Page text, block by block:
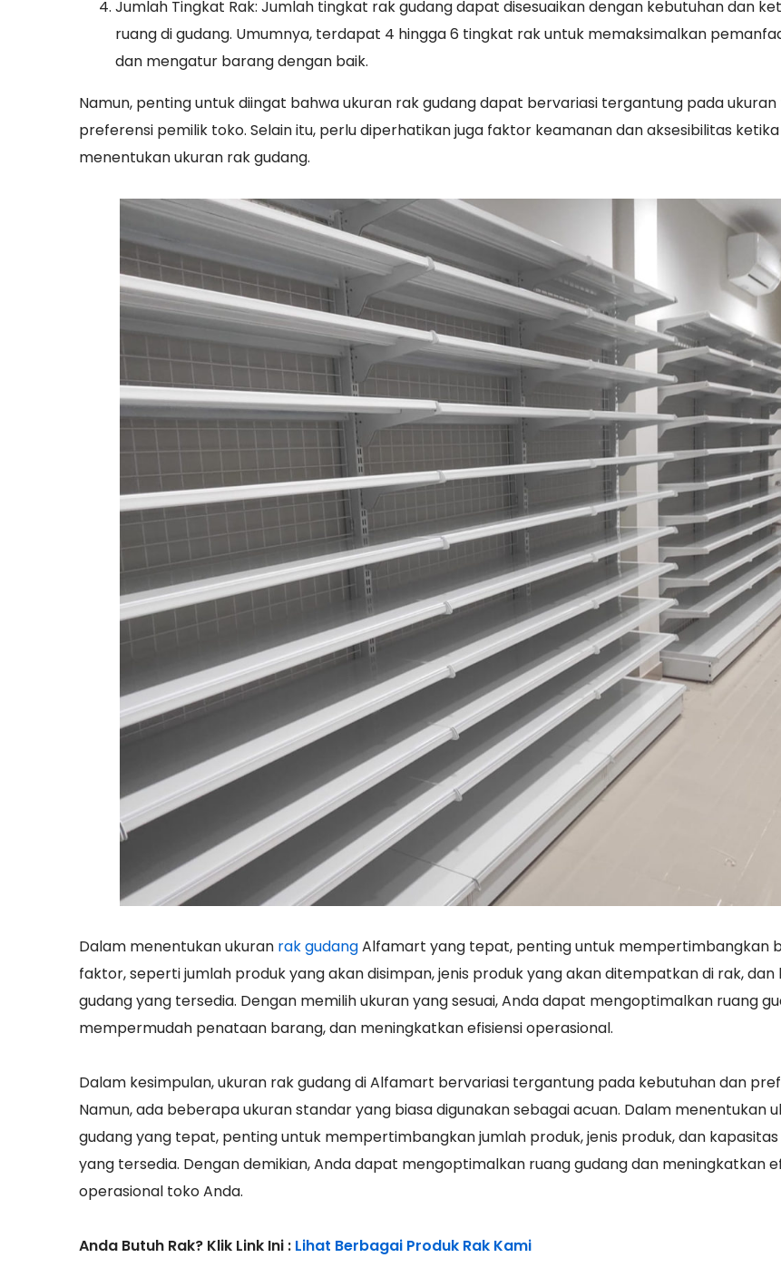
Jumlah Tingkat Rak: Jumlah tingkat rak gudang dapat disesuaikan dengan kebutuhan dan
ruang di gudang. Umumnya, terdapat 4 hingga 6 tingkat rak untuk memaksimalkan
dan mengatur barang dengan baik.
Namun, penting untuk diingat bahwa ukuran rak gudang dapat bervariasi tergantung pada
preferensi pemilik toko. Selain itu, perlu diperhatikan juga faktor keamanan dan aksesibilitas ketika
menentukan ukuran rak gudang.
Dalam menentukan ukuran rak gudangAlfamart yang tepat, penting untuk mempertimbangkan
faktor, seperti jumlah produk yang akan disimpan, jenis produk yang akan ditempatkan di rak, dan
gudang yang tersedia. Dengan memilih ukuran yang sesuai, Anda dapat mengoptimalkan ruang
mempermudah penataan barang, dan meningkatkan efisiensi operasional.
Dalam kesimpulan, ukuran rak gudang di Alfamart bervariasi tergantung pada kebutuhan dan
Namun, ada beberapa ukuran standar yang biasa digunakan sebagai acuan. Dalam menentukan
gudang yang tepat, penting untuk mempertimbangkan jumlah produk, jenis produk, dan
yang tersedia. Dengan demikian, Anda dapat mengoptimalkan ruang gudang dan meningkatkan
operasional toko Anda.
Anda Butuh Rak? Klik Link Ini : Lihat Berbagai Produk Rak Kami